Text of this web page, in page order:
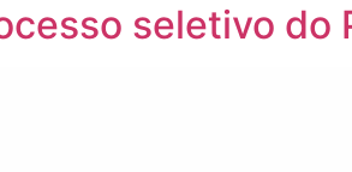
seletivo do